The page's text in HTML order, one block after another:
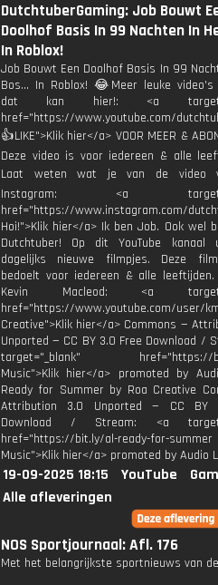
DutchtuberGaming: Job Bouwt
Doolhof Basis In 99 Nachten In
In Roblox!
Job Bouwt Een Doolhof Basis In 99
Bos... In Roblox! 😂Meer leuke video's
dat kan hier!: <a
href="https://www.youtube.com/
👍LIKE">Klik hier</a> VOOR MEER &
Deze video is voor iedereen & alle
Laat weten wat je van de video
Instagram: <a
href="https://www.instagram.com/
Hoi!">Klik hier</a> Ik ben Job. Ook wel
Dutchtuber! Op dit YouTube kanaal
dagelijks nieuwe filmpjes. Deze
bedoelt voor iedereen & alle
Kevin Macleod: <a
href="https://www.youtube.com/user/
Creative">Klik hier</a> Commons —
Unported — CC BY 3.0 Free Download /
target="_blank" href="https://
Music">Klik hier</a> promoted by
Ready for Summer by Roa Creative
Attribution 3.0 Unported — CC BY
Download / Stream: <a
href="https://bit.ly/al-ready-for-summer
Music">Klik hier</a> promoted by Audio
19-09-2025 18:15 YouTube
Alle afleveringen
NOS Sportjournaal: Afl. 176
Met het belangrijkste sportnieuws van